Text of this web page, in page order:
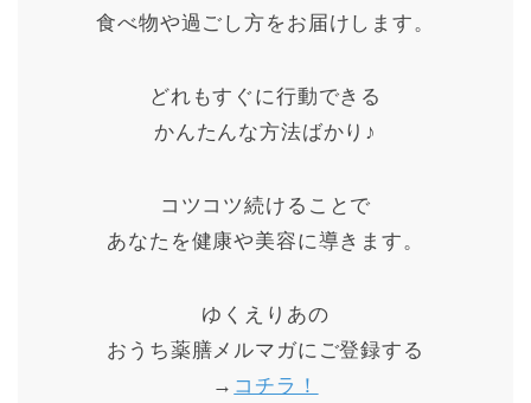
食べ物や過ごし方をお届けします。
どれもすぐに行動できる
かんたんな方法ばかり♪
コツコツ続けることで
あなたを健康や美容に導きます。
ゆくえりあの
おうち薬膳メルマガにご登録する
→ コチラ！